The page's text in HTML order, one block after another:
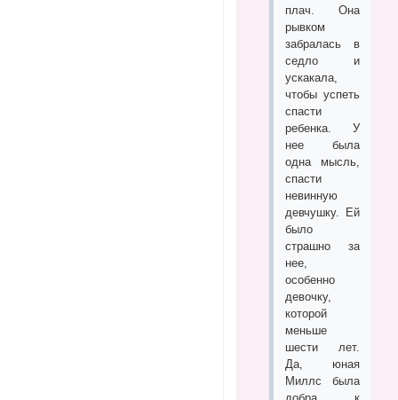
плач. Она
рывком
забралась в
седло и
ускакала,
чтобы успеть
спасти
ребенка. У
нее была
одна мысль,
спасти
невинную
девчушку. Ей
было
страшно за
нее,
особенно
девочку,
которой
меньше
шести лет.
Да, юная
Миллс была